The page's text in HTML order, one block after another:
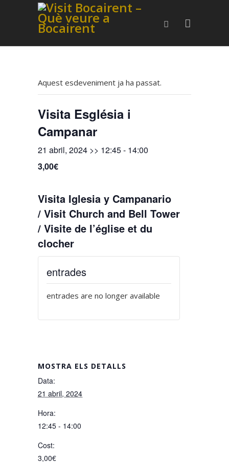
Aquest esdeveniment ja ha passat.
Visita Església i
Campanar
21 abril, 2024 >> 12:45- 14:00
3,00€
Visita Iglesia y Campanario
/ Visit Church and Bell Tower
/ Visite de l’église et du
clocher
MOSTRA ELS DETALLS
Data:
21 abril, 2024
Hora:
12:45 - 14:00
Cost:
3,00€
entrades
entrades are no longer available